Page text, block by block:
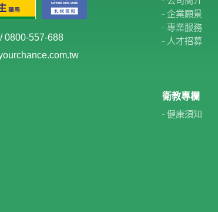
0800-557-688
企業願景
專業服務
人才招募
衛教專欄
健康須知